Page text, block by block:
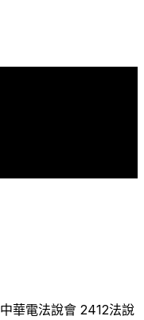
中華電法說會 2412法說